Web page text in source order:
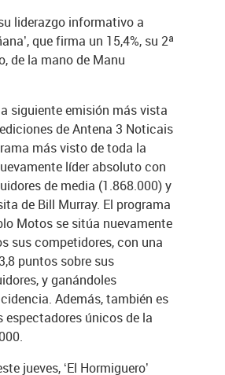
liderazgo informativo a
que firma un 15,4%, su 2ª
de la mano de Manu
siguiente emisión más vista
de Antena 3 Noticais
más visto de toda la
líder absoluto con
de media (1.868.000) y
de Bill Murray. El programa
Motos se sitúa nuevamente
sus competidores, con una
puntos sobre sus
y ganándoles
Además, también es
espectadores únicos de la
jueves, ‘El Hormiguero’